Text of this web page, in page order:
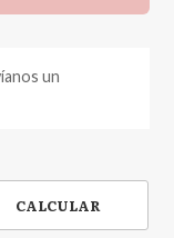
un
CALCULAR